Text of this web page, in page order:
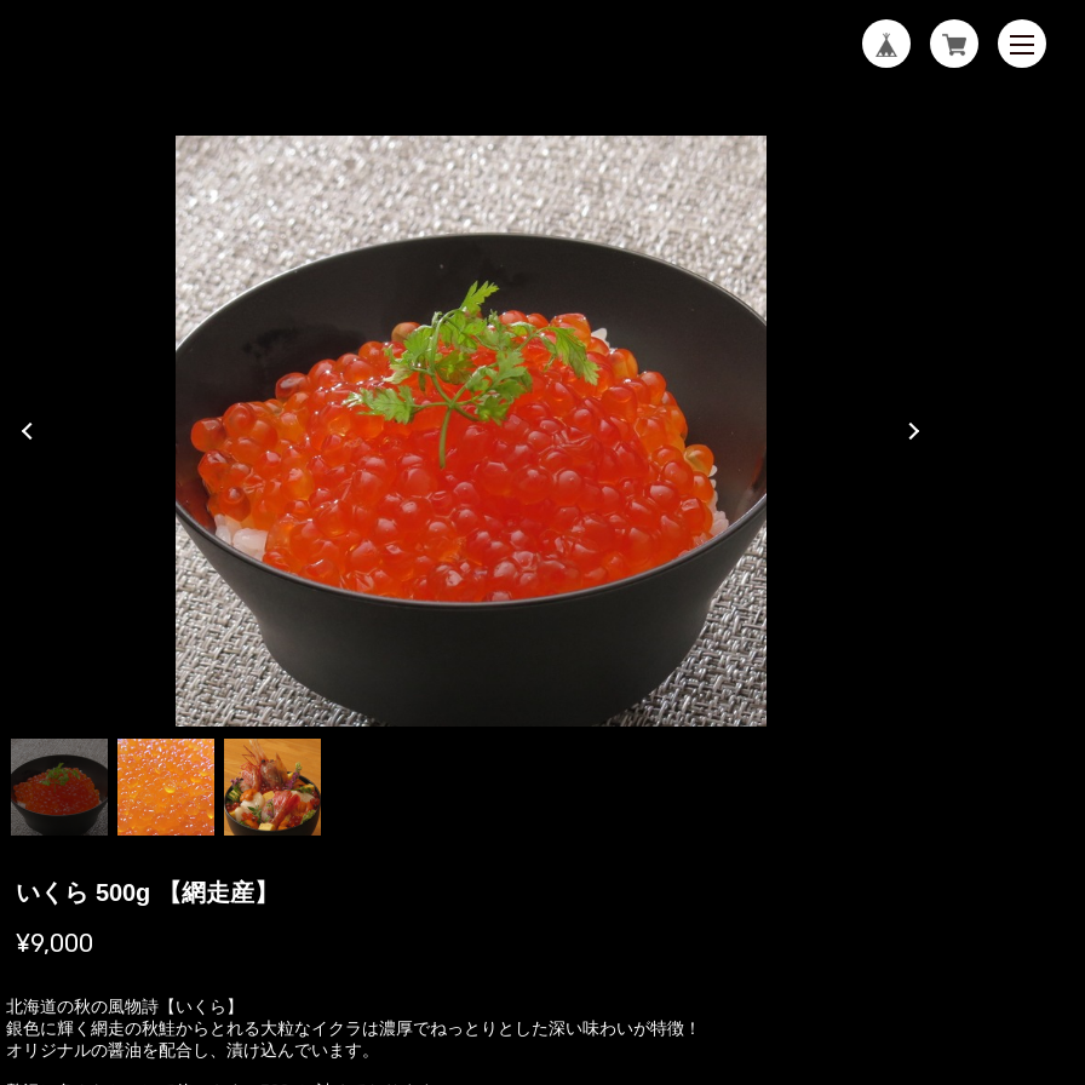
いくら 500g 【網走産】
¥9,000
北海道の秋の風物詩【いくら】
銀色に輝く網走の秋鮭からとれる大粒なイクラは濃厚でねっとりとした深い味わいが特徴！
オリジナルの醤油を配合し、漬け込んでいます。